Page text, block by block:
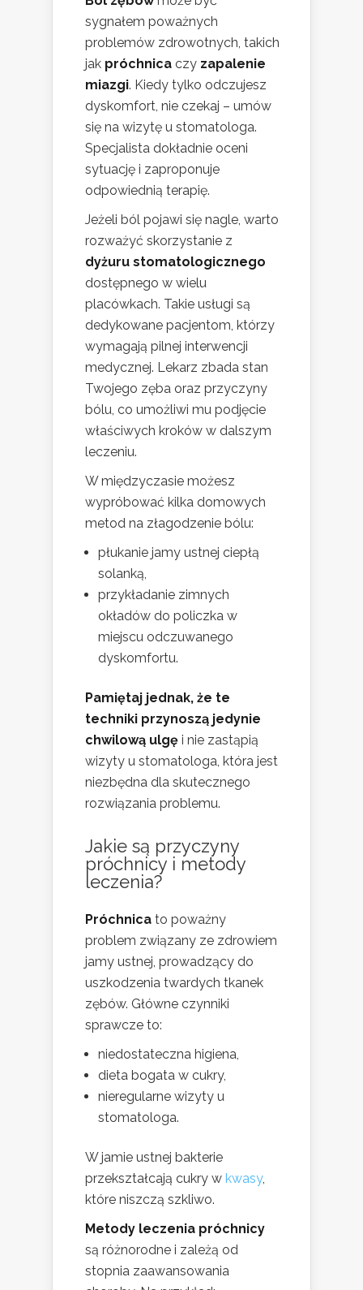
sygnałem poważnych
problemów zdrowotnych, takich
jak próchnica czy zapalenie
miazgi. Kiedy tylko odczujesz
dyskomfort, nie czekaj – umów
się na wizytę u stomatologa.
Specjalista dokładnie oceni
sytuację i zaproponuje
odpowiednią terapię.
Jeżeli ból pojawi się nagle, warto
rozważyć skorzystanie z
dyżuru stomatologicznego
dostępnego w wielu
placówkach. Takie usługi są
dedykowane pacjentom, którzy
wymagają pilnej interwencji
medycznej. Lekarz zbada stan
Twojego zęba oraz przyczyny
bólu, co umożliwi mu podjęcie
właściwych kroków w dalszym
leczeniu.
W międzyczasie możesz
wypróbować kilka domowych
metod na złagodzenie bólu:
płukanie jamy ustnej ciepłą
solanką,
przykładanie zimnych
okładów do policzka w
miejscu odczuwanego
dyskomfortu.
Pamiętaj jednak, że te
techniki przynoszą jedynie
chwilową ulgę i nie zastąpią
wizyty u stomatologa, która jest
niezbędna dla skutecznego
rozwiązania problemu.
Jakie są przyczyny
próchnicy i metody
leczenia?
Próchnica to poważny
problem związany ze zdrowiem
jamy ustnej, prowadzący do
uszkodzenia twardych tkanek
zębów. Główne czynniki
sprawcze to:
niedostateczna higiena,
dieta bogata w cukry,
nieregularne wizyty u
stomatologa.
W jamie ustnej bakterie
przekształcają cukry w kwasy,
które niszczą szkliwo.
Metody leczenia próchnicy
są różnorodne i zależą od
stopnia zaawansowania